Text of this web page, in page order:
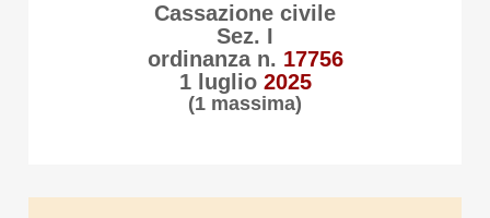
Cassazione civile
Sez. I
ordinanza n. 17756
1 luglio 2025
(1 massima)